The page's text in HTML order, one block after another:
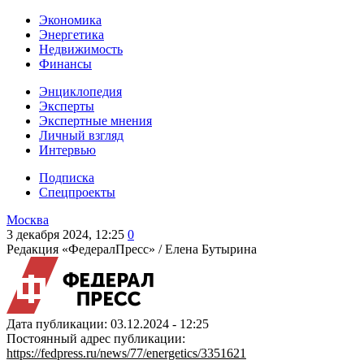
Экономика
Энергетика
Недвижимость
Финансы
Энциклопедия
Эксперты
Экспертные мнения
Личный взгляд
Интервью
Подписка
Спецпроекты
Москва
3 декабря 2024, 12:25 0
Редакция «ФедералПресс» /Елена Бутырина
Дата публикации: 03.12.2024 - 12:25
Постоянный адрес публикации:
https://fedpress.ru/news/77/energetics/3351621